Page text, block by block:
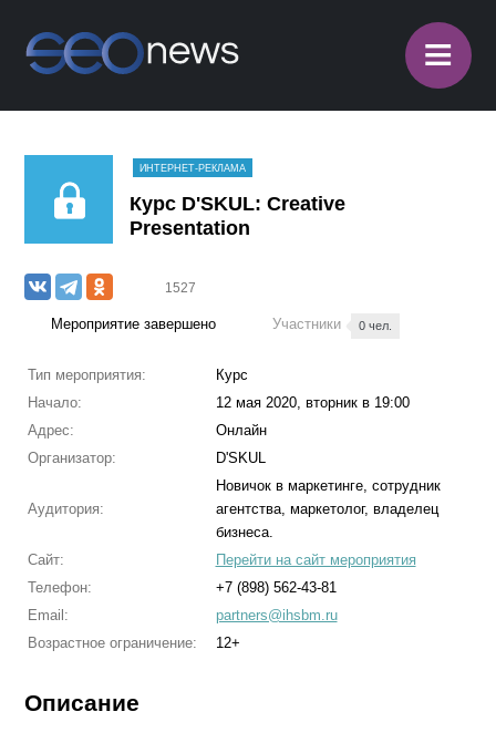
≡
ИНТЕРНЕТ-РЕКЛАМА
Курс D'SKUL: Creative
Presentation
1527
Мероприятие завершено Участники 0 чел.
Тип мероприятия:
Курс
Начало:
12 мая 2020, вторник в 19:00
Адрес:
Онлайн
Организатор:
D'SKUL
Аудитория:
Новичок в маркетинге, сотрудник
агентства, маркетолог, владелец
бизнеса.
Сайт:
Перейти на сайт мероприятия
Телефон:
+7 (898) 562-43-81
Email:
partners@ihsbm.ru
Возрастное ограничение:
12+
Описание